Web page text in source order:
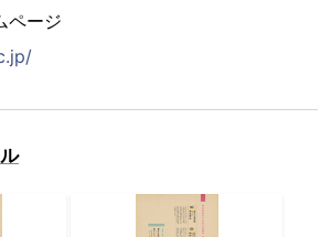
ページ